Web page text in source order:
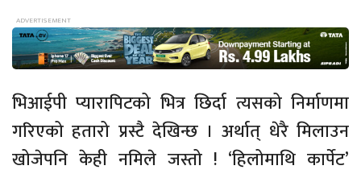
भिआईपी प्यारापिटको भित्र छिर्दा त्यसको निर्माणमा
गरिएको हतारो प्रस्टै देखिन्छ । अर्थात् धेरै मिलाउन
खोजेपनि केही नमिले जस्तो ! ‘हिलोमाथि कार्पेट’